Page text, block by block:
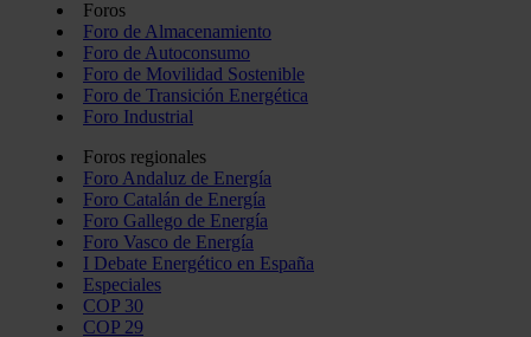
Foros
Foro de Almacenamiento
Foro de Autoconsumo
Foro de Movilidad Sostenible
Foro de Transición Energética
Foro Industrial
Foros regionales
Foro Andaluz de Energía
Foro Catalán de Energía
Foro Gallego de Energía
Foro Vasco de Energía
I Debate Energético en España
Especiales
COP 30
COP 29